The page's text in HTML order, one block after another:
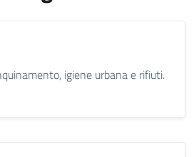
igiene urbana e rifiuti.